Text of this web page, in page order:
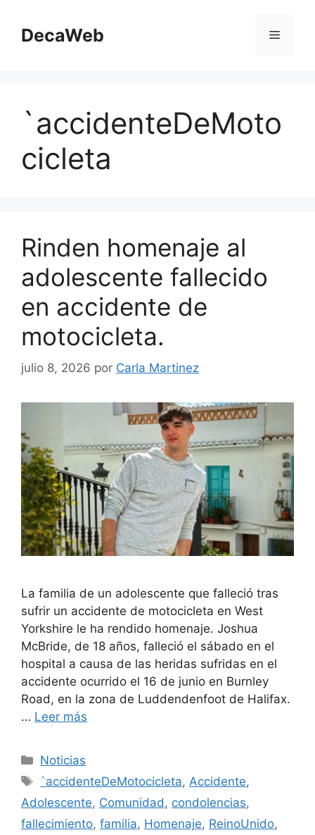
contenido
DecaWeb Menú
`accidenteDeMoto
cicleta
Rinden homenaje al
adolescente fallecido
en accidente de
motocicleta.
julio 8, 2026 por Carla Martinez
La familia de un adolescente que falleció tras
sufrir un accidente de motocicleta en West
Yorkshire le ha rendido homenaje. Joshua
McBride, de 18 años, falleció el sábado en el
hospital a causa de las heridas sufridas en el
accidente ocurrido el 16 de junio en Burnley
Road, en la zona de Luddendenfoot de Halifax.
… Leer más
Categorías
Noticias
Etiquetas
`accidenteDeMotocicleta, Accidente,
Adolescente, Comunidad , condolencias,
fallecimiento, familia, Homenaje, ReinoUnido,